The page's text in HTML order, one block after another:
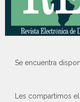
Se encuentra
Les compartimos